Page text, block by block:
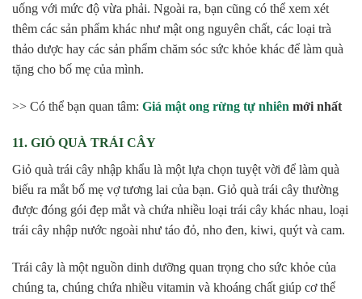
uống với mức độ vừa phải. Ngoài ra, bạn cũng có thể xem xét
thêm các sản phẩm khác như mật ong nguyên chất, các loại trà
thảo dược hay các sản phẩm chăm sóc sức khỏe khác để làm quà
tặng cho bố mẹ của mình.
>> Có thể bạn quan tâm: Giá mật ong rừng tự nhiên mới nhất
11. GIỎ QUÀ TRÁI CÂY
Giỏ quà trái cây nhập khẩu là một lựa chọn tuyệt vời để làm quà
biếu ra mắt bố mẹ vợ tương lai của bạn. Giỏ quà trái cây thường
được đóng gói đẹp mắt và chứa nhiều loại trái cây khác nhau, loại
trái cây nhập nước ngoài như táo đỏ, nho đen, kiwi, quýt và cam.
Trái cây là một nguồn dinh dưỡng quan trọng cho sức khỏe của
chúng ta, chúng chứa nhiều vitamin và khoáng chất giúp cơ thể